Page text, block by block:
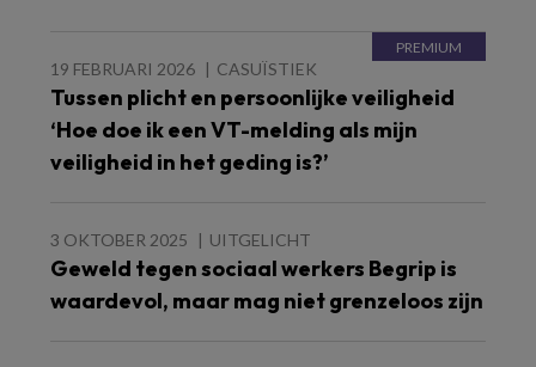
19 FEBRUARI 2026 CASUÏSTIEK
Tussen plicht en persoonlijke veiligheid
‘Hoe doe ik een VT-melding als mijn
veiligheid in het geding is?’
3 OKTOBER 2025 UITGELICHT
Geweld tegen sociaal werkers Begrip is
waardevol, maar mag niet grenzeloos zijn